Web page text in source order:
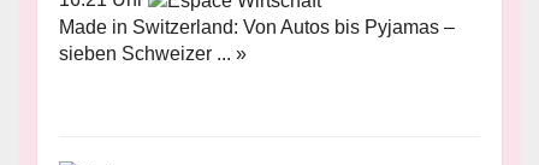
Made in Switzerland: Von Autos bis Pyjamas –
sieben Schweizer ... »